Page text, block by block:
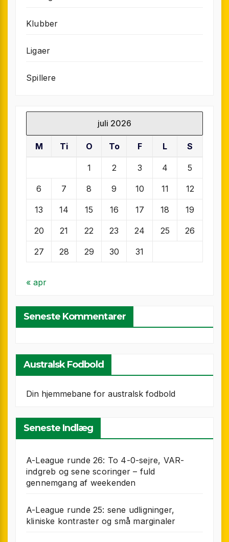
Klubber
Ligaer
Spillere
juli 2026
M Ti O To F L S
1 2 3 4 5
6 7 8 9 10 11 12
13 14 15 16 17 18 19
20 21 22 23 24 25 26
27 28 29 30 31
« apr
Seneste Kommentarer
Australsk Fodbold
Din hjemmebane for australsk fodbold
Seneste Indlæg
A-League runde 26: To 4-0-sejre, VAR-
indgreb og sene scoringer – fuld
gennemgang af weekenden
A-League runde 25: sene udligninger,
kliniske kontraster og små marginaler